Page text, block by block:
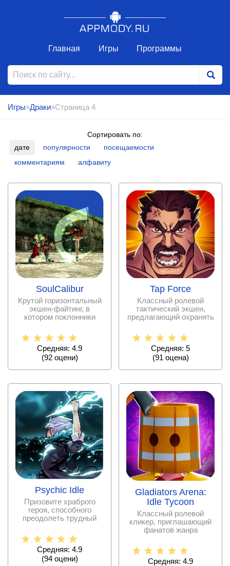
Главная Игры Программы
Игры»Драки»Страница 4
Сортировать по:
дате
популярности
посещаемости
комментариям
алфавиту
SoulCalibur
Крутой горизонтальный
экшен-файтинг, в
котором поклонники
Средняя: 4.9
(92оцени)
Tap Force
Классный ролевой
тактический экшен,
предлагающий охранять
Средняя: 5
(91 оценa)
Psychic Idle
Призовите храброго
героя, способного
преодолеть трудный
самые
Средняя: 4.9
(94оцени)
Gladiators Arena:
Idle Tycoon
Классный ролевой
кликер, приглашающий
фанатов жанра
начинающего
Средняя: 4.9